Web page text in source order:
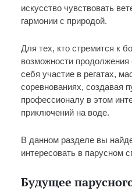
искусство чувствовать
гармонии с природой.
Для тех, кто стремится к
возможности
себя участие в регатах,
соревнованиях, создавая
профессионалу в этом
приключений на воде.
В данном разделе вы
интересовать в парусном
Будущее